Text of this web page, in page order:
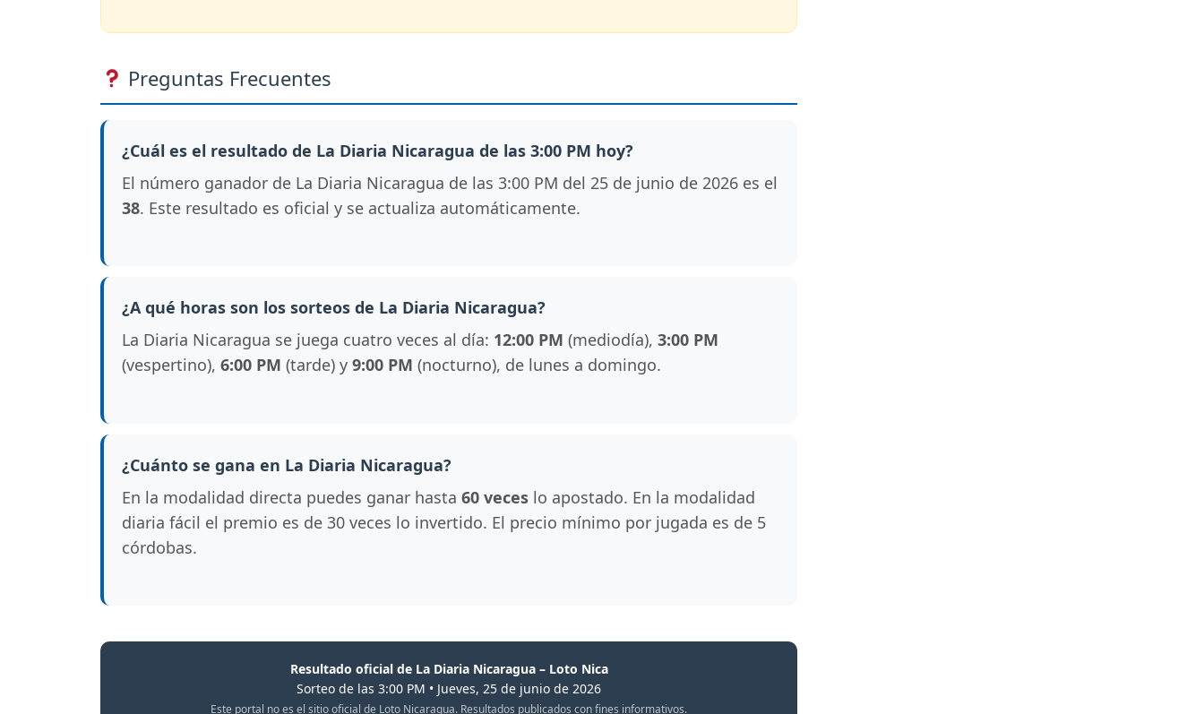
Preguntas Frecuentes
¿Cuál es el resultado de La Diaria Nicaragua de las 3:00 PM hoy?
El número ganador de La Diaria Nicaragua de las 3:00 PM del 25 de junio de 2026 es el
38. Este resultado es oficial y se actualiza automáticamente.
¿A qué horas son los sorteos de La Diaria Nicaragua?
La Diaria Nicaragua se juega cuatro veces al día: 12:00 PM (mediodía), 3:00 PM
(vespertino), 6:00 PM (tarde) y 9:00 PM (nocturno), de lunes a domingo.
¿Cuánto se gana en La Diaria Nicaragua?
En la modalidad directa puedes ganar hasta 60 veces lo apostado. En la modalidad
diaria fácil el premio es de 30 veces lo invertido. El precio mínimo por jugada es de 5
córdobas.
Resultado oficial de La Diaria Nicaragua – Loto Nica
Sorteo de las 3:00 PM • Jueves, 25 de junio de 2026
Este portal no es el sitio oficial de Loto Nicaragua. Resultados publicados con fines informativos.